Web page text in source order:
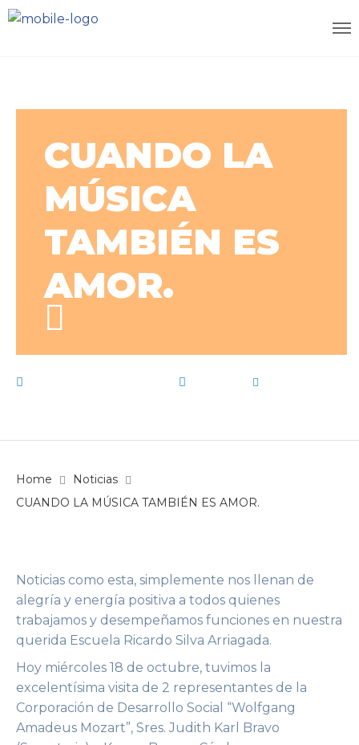
CUANDO LA
MÚSICA
TAMBIÉN ES
AMOR.
Home
Noticias
CUANDO LA MÚSICA TAMBIÉN ES AMOR.
Noticias como esta, simplemente nos llenan de
alegría y energía positiva a todos quienes
trabajamos y desempeñamos funciones en nuestra
querida Escuela Ricardo Silva Arriagada.
Hoy miércoles 18 de octubre, tuvimos la
excelentísima visita de 2 representantes de la
Corporación de Desarrollo Social “Wolfgang
Amadeus Mozart”, Sres. Judith Karl Bravo